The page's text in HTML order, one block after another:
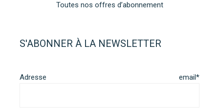
Toutes nos offres d’abonnement
S'ABONNER À LA NEWSLETTER
Adresse email*